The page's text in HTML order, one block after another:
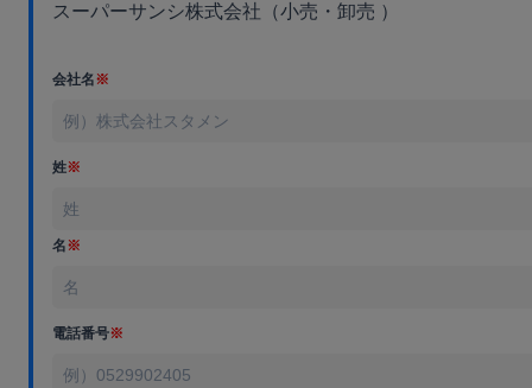
スーパーサンシ株式会社（小売・卸売 ）
会社名※
姓※
名※
電話番号※